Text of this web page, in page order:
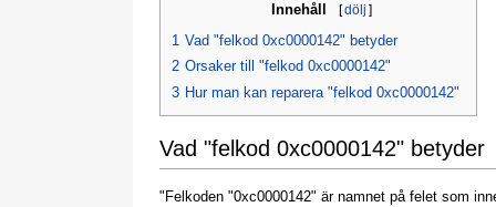
Innehåll [dölj ]
1 Vad "felkod 0xc0000142" betyder
2 Orsaker till "felkod 0xc0000142"
3 Hur man kan reparera "felkod 0xc0000142"
Vad "felkod 0xc0000142" betyder
"Felkoden "0xc0000142" är namnet på felet som